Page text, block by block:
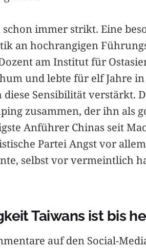
immer strikt. Eine
an hochrangigen
am Institut für
und lebte für elf Jahre in
Sensibilität verstärkt.
zusammen, der ihn als
Anführer Chinas seit
Partei Angst vor
selbst vor vermeintlich
Taiwans ist bis
auf den Social-